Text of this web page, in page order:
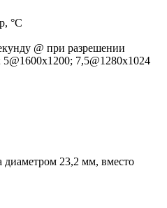
°С
@ при разрешении
7,5@1280x1024
диаметром 23,2 мм, вместо